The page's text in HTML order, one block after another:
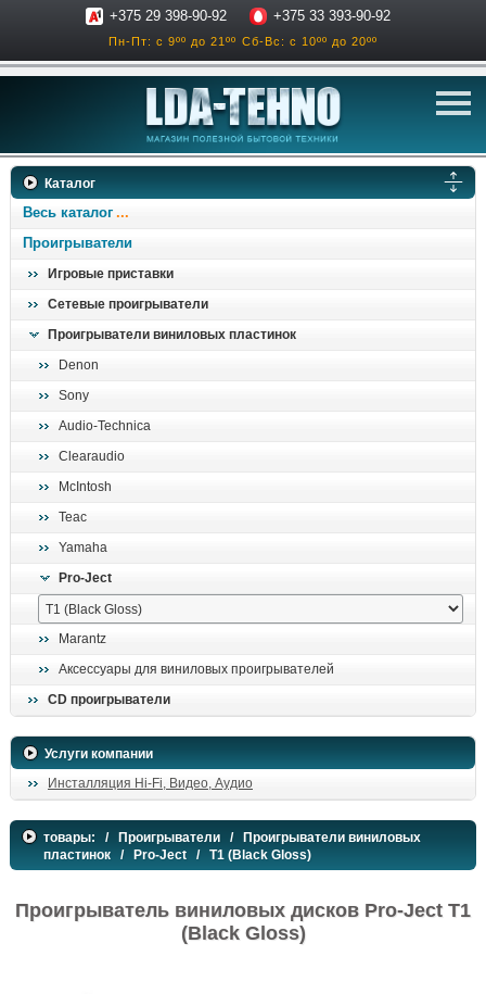
+375 29 398-90-92 +375 33 393-90-92
Пн-Пт: с 9ºº до 21ºº Сб-Вс: с 10ºº до 20ºº
телевизоры
ресиверы, усилители
проигрыватели
Каталог
Весь каталог
Проигрыватели
Игровые приставки
Сетевые проигрыватели
Проигрыватели виниловых пластинок
Denon
Sony
Audio-Technica
Clearaudio
McIntosh
Teac
Yamaha
Pro-Ject
Marantz
Аксессуары для виниловых проигрывателей
CD проигрыватели
Услуги компании
Инсталляция Hi-Fi, Видео, Аудио
товары: / Проигрыватели /
Проигрыватели виниловых
пластинок / Pro-Ject / T1 (Black Gloss)
Проигрыватель виниловых дисков Pro-Ject T1
(Black Gloss)